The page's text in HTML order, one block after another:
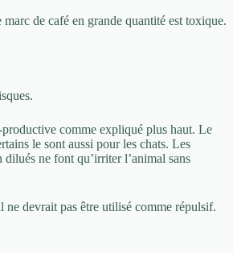
de café en grande quantité est toxique.
productive comme expliqué plus haut. Le
le sont aussi pour les chats. Les
ne font qu’irriter l’animal sans
ne devrait pas être utilisé comme répulsif.